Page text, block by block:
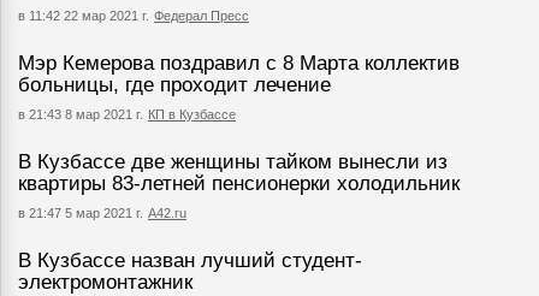
в 11:42 22 мар 2021 г. Федерал Пресс
Мэр Кемерова поздравил с 8 Марта коллектив
больницы, где проходит лечение
в 21:43 8 мар 2021 г. КП в Кузбассе
В Кузбассе две женщины тайком вынесли из
квартиры 83-летней пенсионерки холодильник
в 21:47 5 мар 2021 г. А42.ru
В Кузбассе назван лучший студент-
электромонтажник